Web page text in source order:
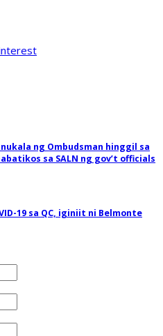
ng Ombudsman hinggil sa
sa SALN ng gov’t officials
19 sa QC, iginiit ni Belmonte